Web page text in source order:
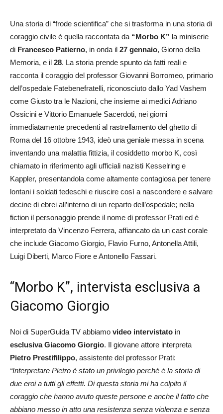
Una storia di “frode scientifica” che si trasforma in una storia di
coraggio civile è quella raccontata da “Morbo K” la miniserie
di Francesco Patierno, in onda il 27 gennaio, Giorno della
Memoria, e il 28. La storia prende spunto da fatti reali e
racconta il coraggio del professor Giovanni Borromeo, primario
dell’ospedale Fatebenefratelli, riconosciuto dallo Yad Vashem
come Giusto tra le Nazioni, che insieme ai medici Adriano
Ossicini e Vittorio Emanuele Sacerdoti, nei giorni
immediatamente precedenti al rastrellamento del ghetto di
Roma del 16 ottobre 1943, ideò una geniale messa in scena
inventando una malattia fittizia, il cosiddetto morbo K, così
chiamato in riferimento agli ufficiali nazisti Kesselring e
Kappler, presentandola come altamente contagiosa per tenere
lontani i soldati tedeschi e riuscire così a nascondere e salvare
decine di ebrei all’interno di un reparto dell’ospedale; nella
fiction il personaggio prende il nome di professor Prati ed è
interpretato da Vincenzo Ferrera, affiancato da un cast corale
che include Giacomo Giorgio, Flavio Furno, Antonella Attili,
Luigi Diberti, Marco Fiore e Antonello Fassari.
“Morbo K”, intervista esclusiva a
Giacomo Giorgio
Noi di SuperGuida TV abbiamo video intervistato in
esclusiva Giacomo Giorgio. Il giovane attore interpreta
Pietro Prestifilippo, assistente del professor Prati:
“Interpretare Pietro è stato un privilegio perché è la storia di
due eroi a tutti gli effetti. Di questa storia mi ha colpito il
coraggio che hanno avuto queste persone e anche il fatto che
abbiano messo in atto una resistenza senza violenza e senza